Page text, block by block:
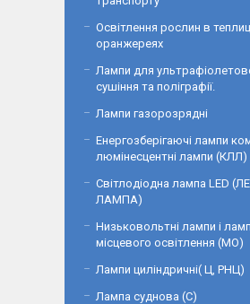
Освітлення рослин в
оранжереях
Лампи для
сушіння та поліграфії.
Лампи газорозрядні
Енергозберігаючі лампи
люмінесцентні лампи (КЛЛ)
Світлодіодна лампа LED
ЛАМПА)
Низьковольтні лампи і
місцевого освітлення (МО)
Лампи циліндричні( Ц, РНЦ)
Лампа суднова (С)